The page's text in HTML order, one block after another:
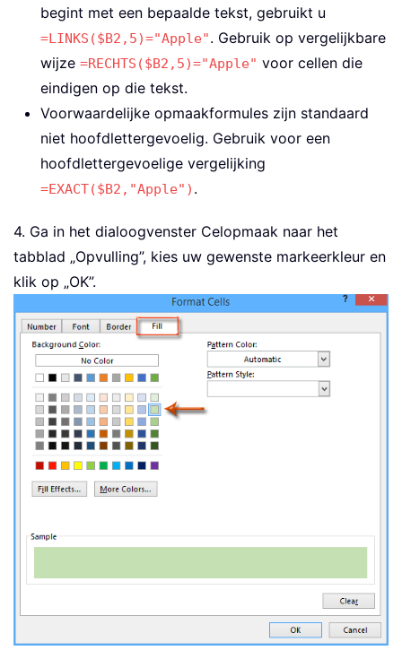
begint met een bepaalde tekst, gebruikt u
=LINKS($B2,5)="Apple". Gebruik op vergelijkbare
wijze =RECHTS($B2,5)="Apple" voor cellen die
eindigen op die tekst.
Voorwaardelijke opmaakformules zijn standaard
niet hoofdlettergevoelig. Gebruik voor een
hoofdlettergevoelige vergelijking
=EXACT($B2,"Apple") .
4. Ga in het dialoogvenster Celopmaak naar het
tabblad „Opvulling”, kies uw gewenste markeerkleur en
klik op „OK”.